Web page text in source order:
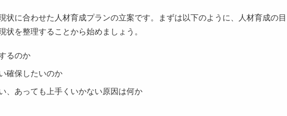
状に合わせた人材育成プランの立案です。まずは以下のように、人材育成の
を整理することから始めましょう。
るのか
確保したいのか
、あっても上手くいかない原因は何か